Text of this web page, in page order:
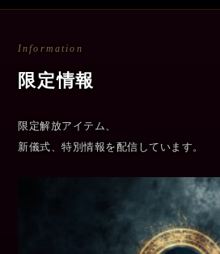
Information
限定情報
限定解放アイテム、
新儀式、特別情報を配信しています。